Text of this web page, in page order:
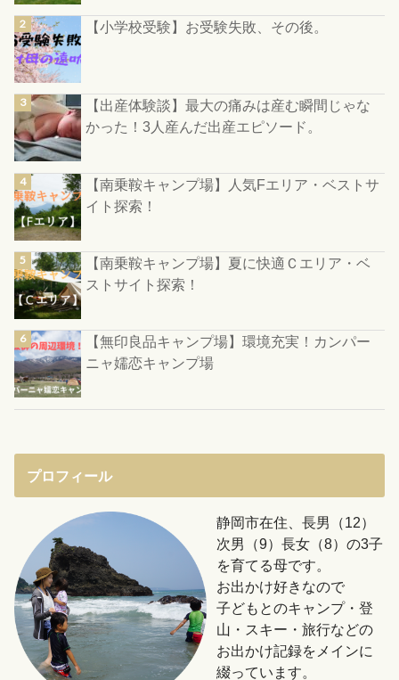
【小学校受験】お受験失敗、その後。
【出産体験談】最大の痛みは産む瞬間じゃな
かった！3人産んだ出産エピソード。
【南乗鞍キャンプ場】人気Fエリア・ベストサ
イト探索！
【南乗鞍キャンプ場】夏に快適Ｃエリア・ベ
ストサイト探索！
【無印良品キャンプ場】環境充実！カンパー
ニャ嬬恋キャンプ場
プロフィール
静岡市在住、長男（12）
次男（9）長女（8）の3子
を育てる母です。
お出かけ好きなので
子どもとのキャンプ・登
山・スキー・旅行などの
お出かけ記録をメインに
綴っています。